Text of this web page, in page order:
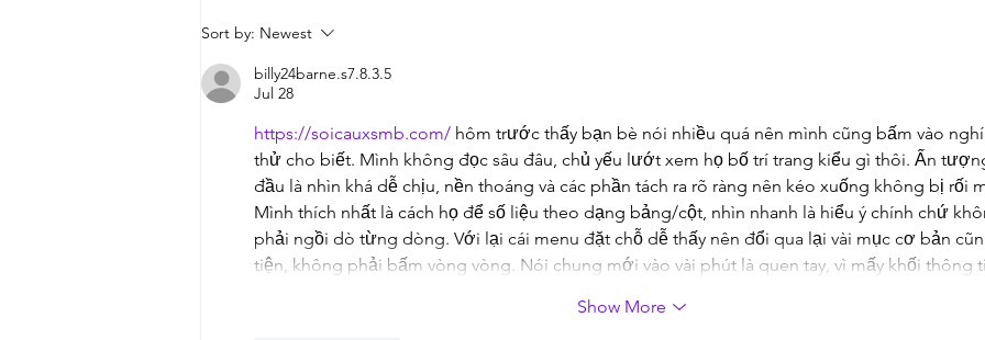
Sort by: Newest
billy24barne.s7.8.3.5
Jul 28
https://soicauxsmb.com/ hôm trước thấy bạn bè nói nhiều quá nên mình cũng bấm vào
thử cho biết. Mình không đọc sâu đâu, chủ yếu lướt xem họ bố trí trang kiểu gì thôi. Ấn
đầu là nhìn khá dễ chịu, nền thoáng và các phần tách ra rõ ràng nên kéo xuống không bị rối
Mình thích nhất là cách họ để số liệu theo dạng bảng/cột, nhìn nhanh là hiểu ý chính chứ
phải ngồi dò từng dòng. Với lại cái menu đặt chỗ dễ thấy nên đổi qua lại vài mục cơ bản
tiện, không phải bấm vòng vòng. Nói chung mới vào vài phút là quen tay, vì mấy khối thông
Show More